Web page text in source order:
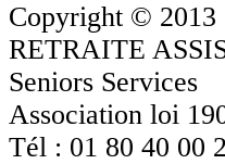
Copyright © 2013
RETRAITE
Seniors Services
Association loi
Tél : 01 80 40 00